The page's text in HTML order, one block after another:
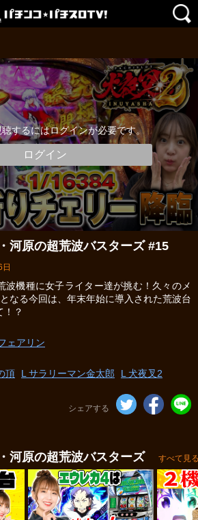
するにはログインが必要です。
ログイン
河原の超荒波バスターズ #15
波機種に女子ライター達が挑む！久々のメ
なる今回は、年末年始に導入された荒波台
！？
ェアリン
頂 L サラリーマン金太郎 L 犬夜叉2
シェアする
河原の超荒波バスターズ
すべて見